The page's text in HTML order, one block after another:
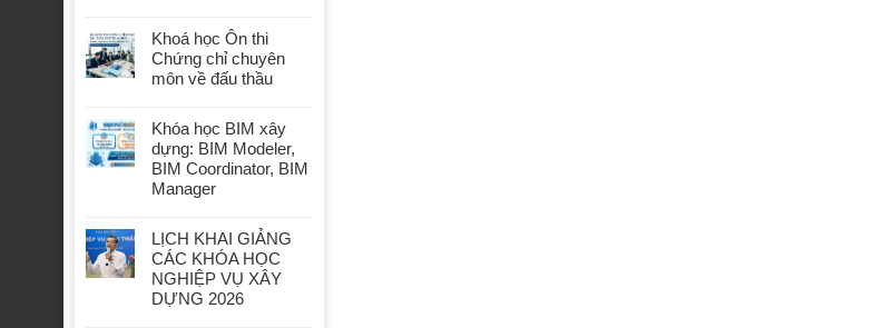
Khoá học Ôn thi
Chứng chỉ chuyên
môn về đấu thầu
Khóa học BIM xây
dựng: BIM Modeler,
BIM Coordinator, BIM
Manager
LỊCH KHAI GIẢNG
CÁC KHÓA HỌC
NGHIỆP VỤ XÂY
DỰNG 2026